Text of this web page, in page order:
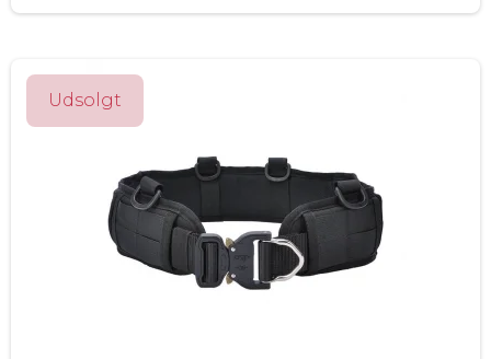
Udsolgt